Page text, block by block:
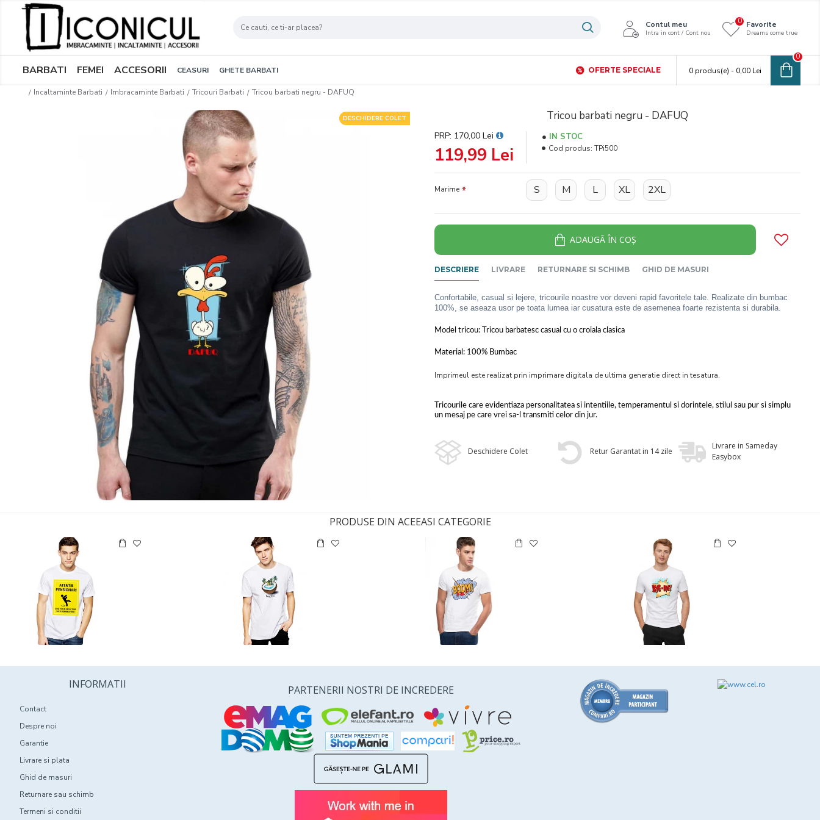
Contul meu
Intra in cont / Cont nou
Favorite
Dreams come true
0
BARBATI FEMEI ACCESORII CEASURI GHETE BARBATI OFERTE SPECIALE 0 produs(e) - 0,00 Lei
0
Incaltaminte Barbati Imbracaminte Barbati Tricouri Barbati Tricou barbati negru - DAFUQ
DESCHIDERE COLET Tricou barbati negru - DAFUQ
119,99 Lei
PRP: 170,00 Lei IN STOC
Cod produs: TPi500
Marime S M L XL 2XL
ADAUGĂ ÎN COŞ
DESCRIERE LIVRARE RETURNARE SI SCHIMB GHID DE MASURI
Confortabile, casual si lejere, tricourile noastre vor deveni rapid favoritele tale. Realizate din bumbac
100%, se aseaza usor pe toata lumea iar cusatura este de asemenea foarte rezistenta si durabila.
Model tricou: Tricou barbatesc casual cu o croiala clasica
Material: 100% Bumbac
Imprimeul este realizat prin imprimare digitala de ultima generatie direct in tesatura.
Tricourile care evidentiaza personalitatea si intentiile, temperamentul si dorintele, stilul sau pur si simplu
un mesaj pe care vrei sa-l transmiti celor din jur.
Deschidere Colet Retur Garantat in 14 zile
Livrare in Sameday
Easybox
PRODUSE DIN ACEEASI CATEGORIE
INFORMATII
Contact
Despre noi
Garantie
Livrare si plata
Ghid de masuri
Returnare sau schimb
Termeni si conditii
PARTENERII NOSTRI DE INCREDERE